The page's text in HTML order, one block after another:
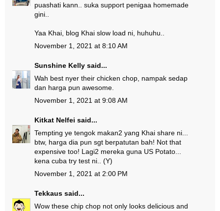
puashati kann.. suka support penigaa homemade
gini..
Yaa Khai, blog Khai slow load ni, huhuhu..
November 1, 2021 at 8:10 AM
Sunshine Kelly said...
Wah best nyer their chicken chop, nampak sedap
dan harga pun awesome.
November 1, 2021 at 9:08 AM
Kitkat Nelfei said...
Tempting ye tengok makan2 yang Khai share ni...
btw, harga dia pun sgt berpatutan bah! Not that
expensive too! Lagi2 mereka guna US Potato...
kena cuba try test ni.. (Y)
November 1, 2021 at 2:00 PM
Tekkaus said...
Wow these chip chop not only looks delicious and